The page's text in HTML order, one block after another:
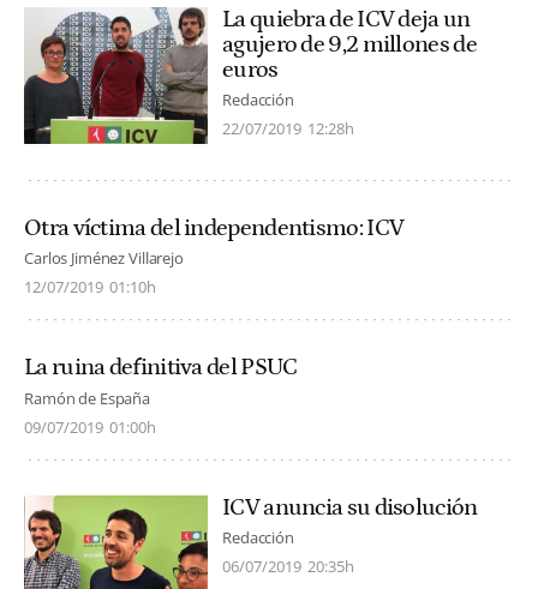
La quiebra de ICV deja un
agujero de 9,2 millones de
euros
Redacción
22/07/2019 12:28h
Otra víctima del independentismo: ICV
Carlos Jiménez Villarejo
12/07/2019 01:10h
La ruina definitiva del PSUC
Ramón de España
09/07/2019 01:00h
ICV anuncia su disolución
Redacción
06/07/2019 20:35h